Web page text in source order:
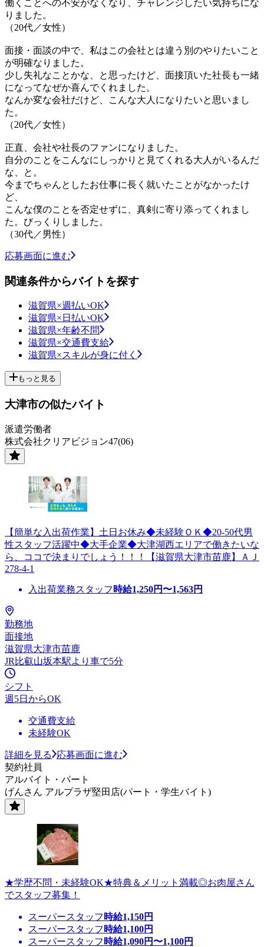
働くことへの不安がなくなり、チャレンジしたい気持ちにな
りました。
（20代／女性）
面接・面談の中で、私はこの会社とは違う別のやりたいこと
が明確なりました。
少し失礼なことかな、と思ったけど、面接頂いた社長も一緒
になってなぜか喜んでくれました。
なんか変な会社だけど、こんな大人になりたいと思いまし
た。
（20代／女性）
正直、会社や社長のファンになりました。
自分のことをこんなにしっかりと見てくれる大人がいるんだ
な、と。
今までちゃんとしたお仕事に長く就いたことがなかったけ
ど、
こんな僕のことを否定せずに、真剣に寄り添ってくれまし
た。びっくりしました。
（30代／男性）
応募画面に進む
関連条件からバイトを探す
滋賀県×週払いOK
滋賀県×日払いOK
滋賀県×年齢不問
滋賀県×交通費支給
滋賀県×スキルが身に付く
もっと見る
大津市の似たバイト
派遣労働者
株式会社クリアビジョン47(06)
【簡単な入出荷作業】土日お休み◆未経験ＯＫ◆20-50代男
性スタッフ活躍中◆大手企業◆大津湖西エリアで働きたいな
ら、ココで決まりでしょう！！！【滋賀県大津市苗鹿】ＡＪ
278-4-1
入出荷業務スタッフ 時給1,250円〜1,563円
勤務地
面接地
滋賀県大津市苗鹿
JR比叡山坂本駅より車で5分
シフト
週5日からOK
交通費支給
未経験OK
詳細を見る
応募画面に進む
契約社員
アルバイト・パート
げんさん アルプラザ堅田店(パート・学生バイト)
★学歴不問・未経験OK★特典＆メリット満載◎お肉屋さん
でスタッフ募集！
スーパースタッフ 時給1,150円
スーパースタッフ 時給1,100円
スーパースタッフ 時給1,090円〜1,100円